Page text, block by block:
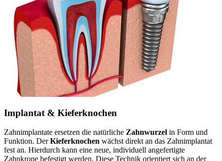
Implantat & Kieferknochen
Zahnimplantate ersetzen die natürliche Zahnwurzel in Form und
Funktion. DerKieferknochen wächst direkt an das Zahnimplantat
fest an. Hierdurch kann eine neue, individuell angefertigte
Zahnkrone befestigt werden. Diese Technik orientiert sich an der